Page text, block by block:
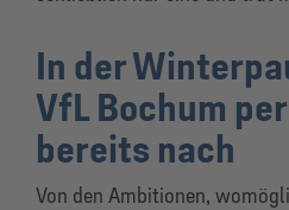
In der
VfL Bochum
bereits nach
Von den Ambitionen,